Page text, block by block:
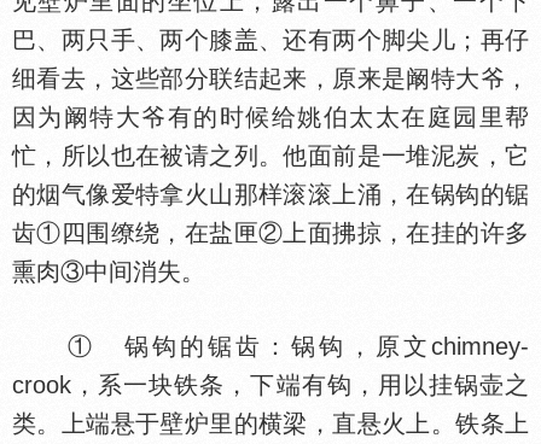
巴、两只手、两个膝盖、还有两个脚尖儿；再仔
细看去，这些部分联结起来，原来是阚特大爷，
因为阚特大爷有的时候给姚伯太太在庭园里帮
忙，所以也在被请之列。他面前是一堆泥炭，它
的烟气像爱特拿火山那样滚滚上涌，在锅钩的锯
齿①四围缭绕，在盐匣②上面拂掠，在挂的许多
熏肉③中间消失。
① 锅钩的锯齿：锅钩，原文chimney-
crook，系一块铁条，下端有钩，用以挂锅壶之
类。上端悬于壁炉里的横梁，直悬火上。铁条上